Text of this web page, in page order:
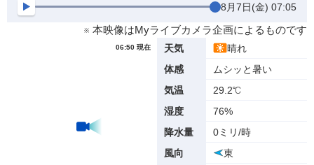
8月7日(金) 07:05
※ 本映像はMyライブカメラ企画によるものです
06:50 現在 天気
晴れ
体感
ムシッと暑い
気温
29.2℃
湿度
76%
降水量
0ミリ/時
風向
東